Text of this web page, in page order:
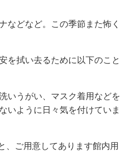
などなど。この季節また怖く
を拭い去るために以下のこと
いうがい、マスク着用などを
いように日々気を付けていま
、ご用意してあります館内用